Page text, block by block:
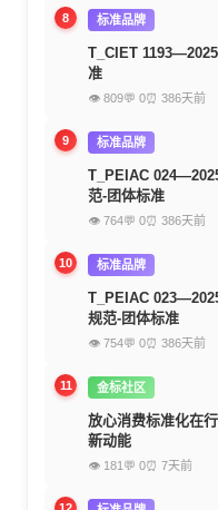
8 标准品牌
T_CIET
准
👁 809💬 0⏰ 386天前
9 标准品牌
T_PEIAC
范-团体标准
👁 764💬 0⏰ 386天前
10 标准品牌
T_PEIAC
规范-团体标准
👁 754💬 0⏰ 386天前
11 金标社区
放心消费标准化在
新动能
👁 181 💬 0⏰ 7天前